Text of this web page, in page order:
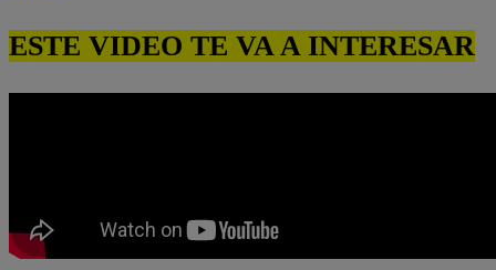
ESTE VIDEO TE VA A INTERESAR